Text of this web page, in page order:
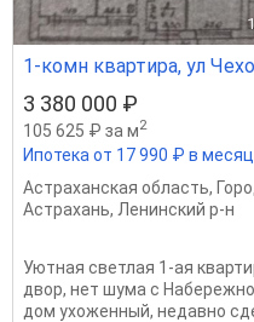
1
1-комн квартира, ул
3 380 000 ₽
105 625 ₽ за м2
Ипотека от 17 990 ₽ в месяц
Астраханская область,
Астрахань, Ленинский р-н
Уютная светлая 1-ая
двор, нет шума с
дом ухоженный, недавно